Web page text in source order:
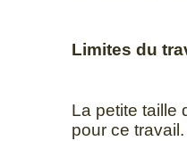
Limites du
La petite taille
pour ce travail.